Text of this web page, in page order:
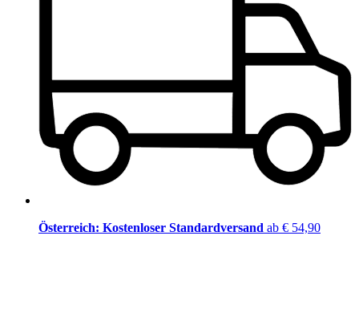
Österreich: Kostenloser Standardversand ab € 54,90